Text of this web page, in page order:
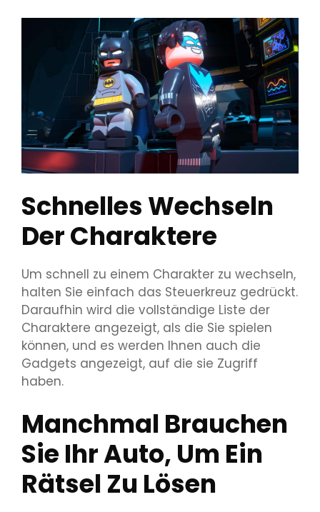
Schnelles Wechseln
Der Charaktere
Um schnell zu einem Charakter zu wechseln,
halten Sie einfach das Steuerkreuz gedrückt.
Daraufhin wird die vollständige Liste der
Charaktere angezeigt, als die Sie spielen
können, und es werden Ihnen auch die
Gadgets angezeigt, auf die sie Zugriff
haben.
Manchmal Brauchen
Sie Ihr Auto, Um Ein
Rätsel Zu Lösen